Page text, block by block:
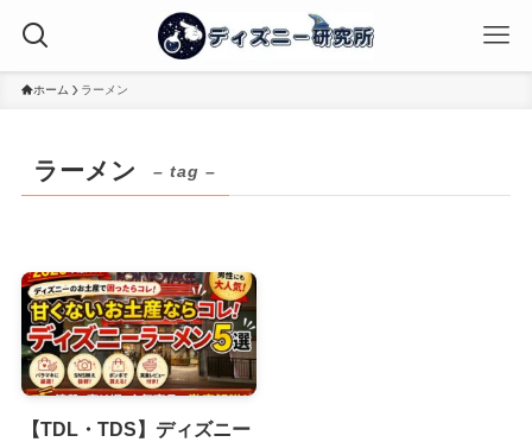
ホーム ラーメン
ラーメン – tag –
【TDL・TDS】ディズニー